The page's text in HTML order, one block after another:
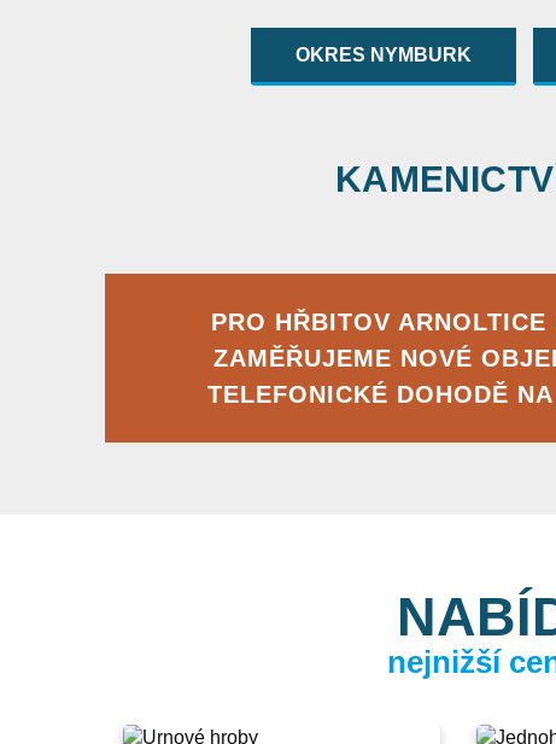
OKRES NYMBURK
PRO HŘBITOV
ZAMĚŘUJEME NOVÉ
TELEFONICKÉ DOHODĚ NA
nejnižší